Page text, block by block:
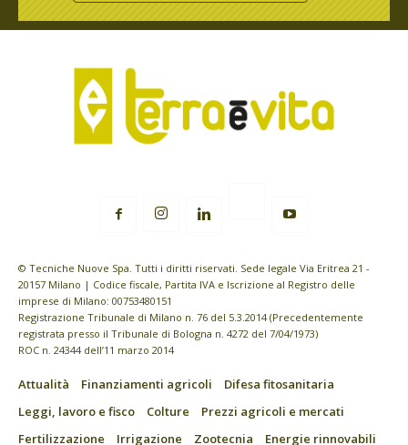
© Tecniche Nuove Spa. Tutti i diritti riservati. Sede legale Via Eritrea 21 -
20157 Milano | Codice fiscale, Partita IVA e Iscrizione al Registro delle
imprese di Milano: 00753480151
Registrazione Tribunale di Milano n. 76 del 5.3.2014 (Precedentemente
registrata presso il Tribunale di Bologna n. 4272 del 7/04/1973)
ROC n. 24344 dell’11 marzo 2014
Attualità Finanziamenti agricoli
Difesa fitosanitaria
Leggi, lavoro e fisco
Colture
Prezzi agricoli e mercati
Fertilizzazione
Irrigazione Zootecnia
Energie rinnovabili